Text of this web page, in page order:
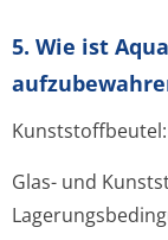
5. Wie ist
Glas- und